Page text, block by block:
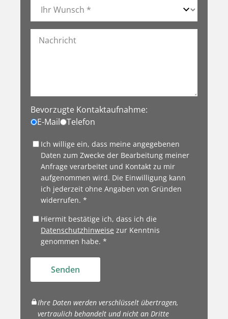
Bevorzugte Kontaktaufnahme:
E-Mail
Telefon
Ich willige ein, dass meine angegebenen
Daten zum Zwecke der Bearbeitung meiner
Anfrage verarbeitet und Kontakt zu mir
aufgenommen wird. Die Einwilligung kann
ich jederzeit ohne Angaben von Gründen
widerrufen. *
Hiermit bestätige ich, dass ich die
Datenschutzhinweise zur Kenntnis
genommen habe. *
Senden
Ihre Daten werden verschlüsselt übertragen,
vertraulich behandelt und nicht an Dritte